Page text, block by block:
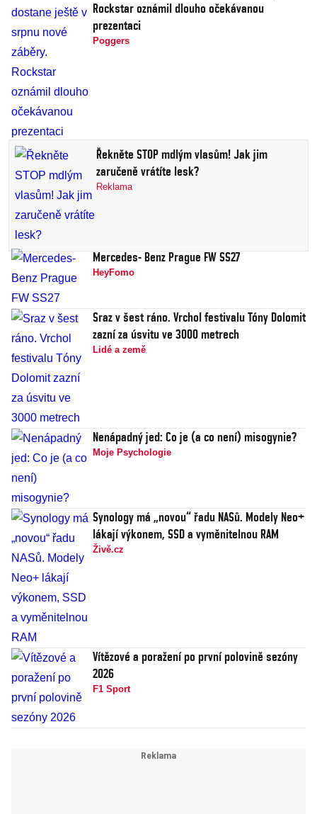
Rockstar oznámil dlouho očekávanou
prezentaci
Poggers
Řekněte STOP mdlým vlasům! Jak jim
zaručeně vrátíte lesk?
Reklama
Mercedes- Benz Prague FW SS27
HeyFomo
Sraz v šest ráno. Vrchol festivalu Tóny Dolomit
zazní za úsvitu ve 3000 metrech
Lidé a země
Nenápadný jed: Co je (a co není) misogynie?
Moje Psychologie
Synology má „novou“ řadu NASů. Modely Neo+
lákají výkonem, SSD a vyměnitelnou RAM
Živě.cz
Vítězové a poražení po první polovině sezóny
2026
F1 Sport